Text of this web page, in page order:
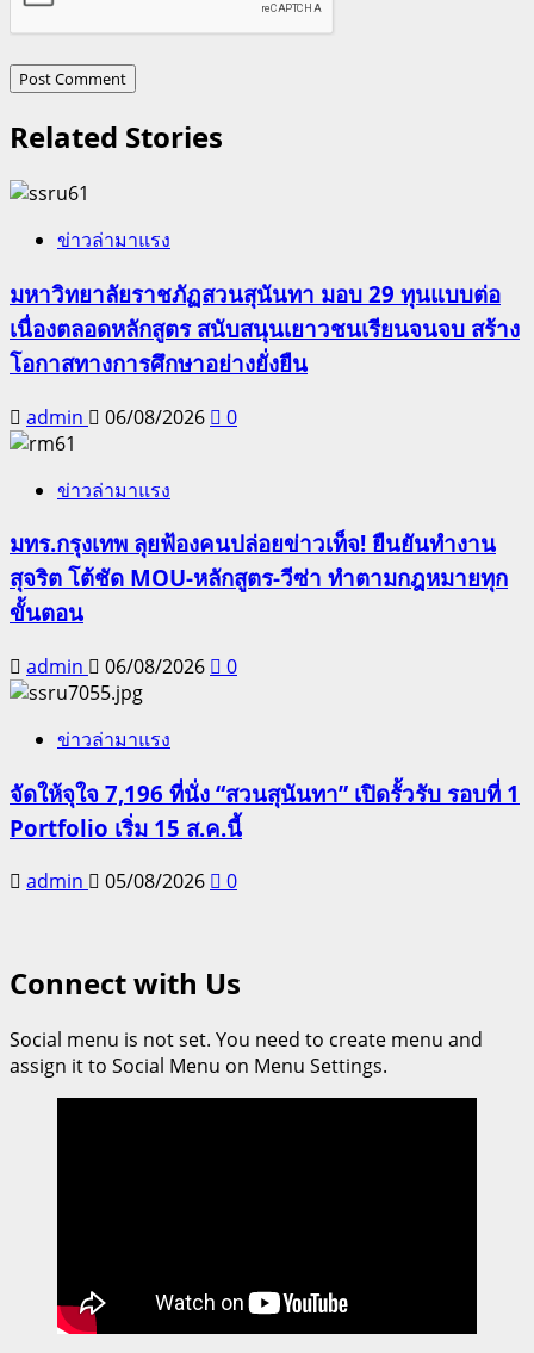
Related Stories
ข่าวล่ามาแรง
มหาวิทยาลัยราชภัฏสวนสุนันทา มอบ 29 ทุนแบบต่อ
เนื่องตลอดหลักสูตร สนับสนุนเยาวชนเรียนจนจบ สร้าง
โอกาสทางการศึกษาอย่างยั่งยืน
admin 06/08/2026 0
ข่าวล่ามาแรง
มทร.กรุงเทพ ลุยฟ้องคนปล่อยข่าวเท็จ! ยืนยันทำงาน
สุจริต โต้ชัด MOU-หลักสูตร-วีซ่า ทำตามกฎหมายทุก
ขั้นตอน
admin 06/08/2026 0
ข่าวล่ามาแรง
จัดให้จุใจ 7,196 ที่นั่ง “สวนสุนันทา” เปิดรั้วรับ รอบที่ 1
Portfolio เริ่ม 15 ส.ค.นี้
admin 05/08/2026 0
Connect with Us
Social menu is not set. You need to create menu and
assign it to Social Menu on Menu Settings.